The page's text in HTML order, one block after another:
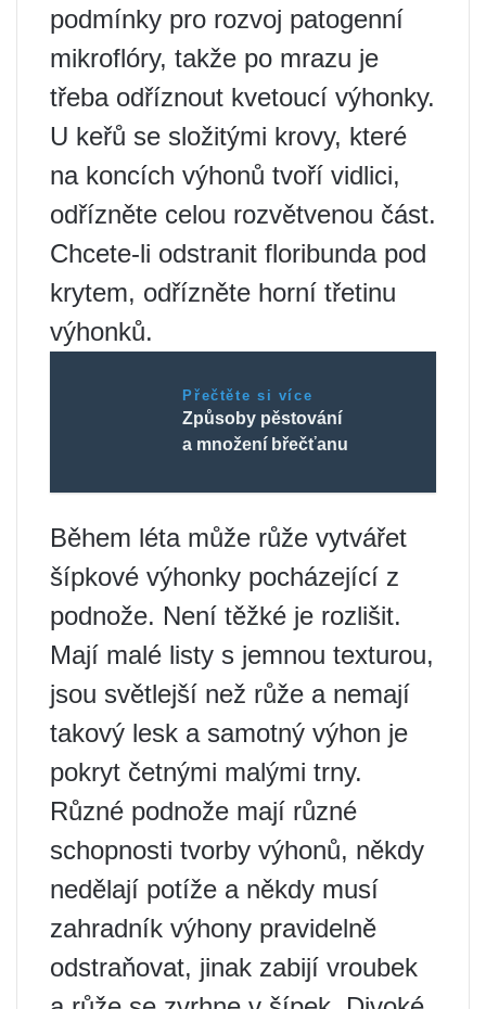
podmínky pro rozvoj patogenní
mikroflóry, takže po mrazu je
třeba odříznout kvetoucí výhonky.
U keřů se složitými krovy, které
na koncích výhonů tvoří vidlici,
odřízněte celou rozvětvenou část.
Chcete-li odstranit floribunda pod
krytem, ​​odřízněte horní třetinu
výhonků.
Přečtěte si více
Způsoby pěstování
a množení břečťanu
Během léta může růže vytvářet
šípkové výhonky pocházející z
podnože. Není těžké je rozlišit.
Mají malé listy s jemnou texturou,
jsou světlejší než růže a nemají
takový lesk a samotný výhon je
pokryt četnými malými trny.
Různé podnože mají různé
schopnosti tvorby výhonů, někdy
nedělají potíže a někdy musí
zahradník výhony pravidelně
odstraňovat, jinak zabijí vroubek